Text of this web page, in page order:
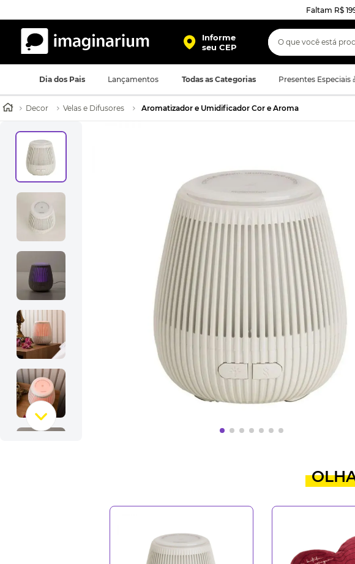
Faltam R$
Informe
seu CEP
O que você está
Dia dos Pais Lançamentos Todas as Categorias Presentes Especiais
Decor Velas e Difusores Aromatizador e Umidificador Cor e Aroma
TERMOS MAIS BUSCADOS
harry potter
2º
bolsa
bolsa termica